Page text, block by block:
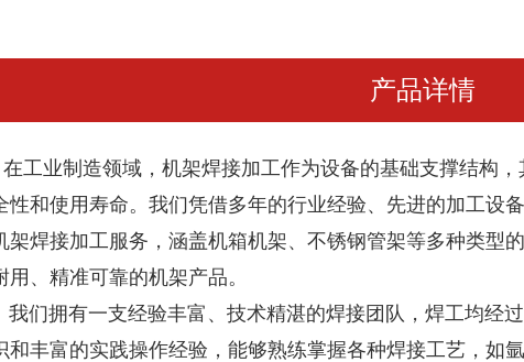
产品详情
业制造领域，机架焊接加工作为设备的基础支撑结构，
性和使用寿命。我们凭借多年的行业经验、先进的加工设
架焊接加工服务，涵盖机箱机架、不锈钢管架等多种类型
用、精准可靠的机架产品。
拥有一支经验丰富、技术精湛的焊接团队，焊工均经过
和丰富的实践操作经验，能够熟练掌握各种焊接工艺，如